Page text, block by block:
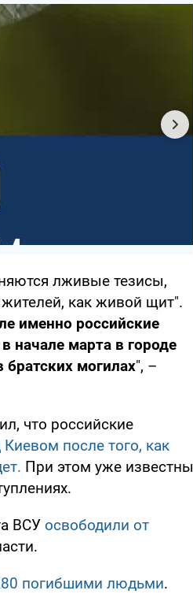
лживые тезисы,
как живой щит".
именно российские
начале марта в городе
могилах", –
что российские
после того, как
При этом уже известны
ВСУ освободили от
погибшими людьми.